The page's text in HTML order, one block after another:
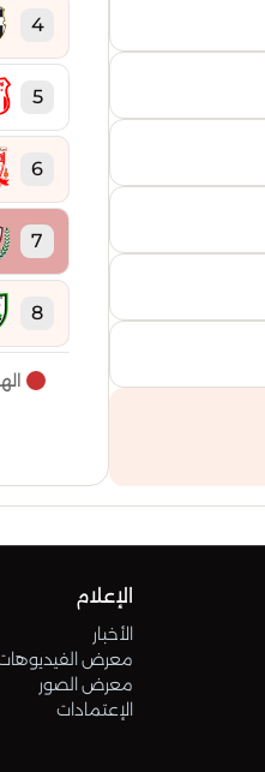
4
5
6
7
8
9
13
الإعلام
الأخبار
معرض
معرض الصور
الإعتمادات